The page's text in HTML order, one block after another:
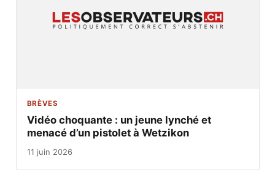
BRÈVES
Vidéo choquante : un jeune lynché et
menacé d’un pistolet à Wetzikon
11 juin 2026